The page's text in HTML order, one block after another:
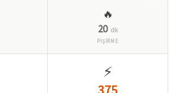
🔥
20 dk
PİŞİRME
⚡